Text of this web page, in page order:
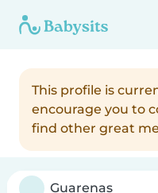
This profile is
encourage you to
find other great